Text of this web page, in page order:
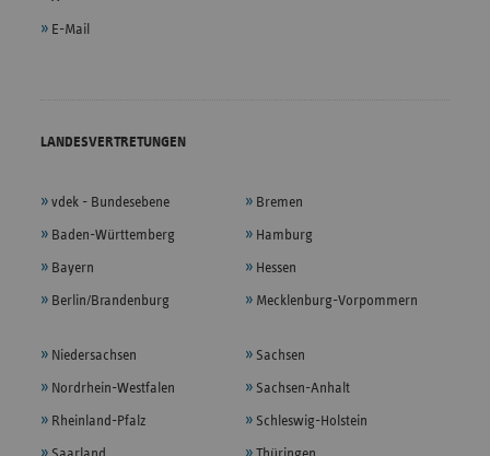
E-Mail
LANDESVERTRETUNGEN
vdek - Bundesebene
Baden-Württemberg
Bayern
Berlin/Brandenburg
Bremen
Hamburg
Hessen
Mecklenburg-Vorpommern
Niedersachsen
Nordrhein-Westfalen
Rheinland-Pfalz
Sachsen
Sachsen-Anhalt
Schleswig-Holstein